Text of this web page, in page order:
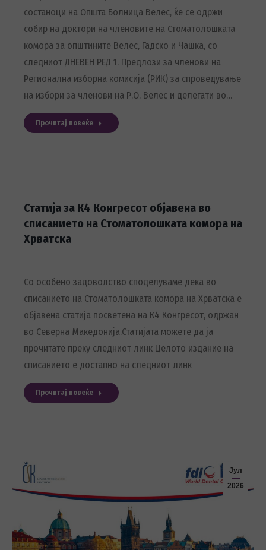
состаноци на Општа Болница Велес, ќе се одржи
собир на доктори на членовите на Стоматолошката
комора за општините Велес, Гадско и Чашка, со
следниот ДНЕВЕН РЕД 1. Предлози за членови на
Регионална изборна комисија (РИК) за спроведување
на избори за членови на Р.О. Велес и делегати во…
Прочитај повеќе
Статија за К4 Конгресот објавена во
списанието на Стоматолошката комора на
Хрватска
Со особено задоволство споделуваме дека во
списанието на Стоматолошката комора на Хрватска е
објавена статија посветена на К4 Конгресот, одржан
во Северна Македонија.Статијата можете да ја
прочитате преку следниот линк Целото издание на
списанието е достапно на следниот линк
Прочитај повеќе
Јул
2026